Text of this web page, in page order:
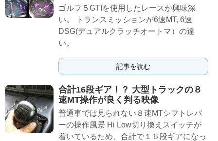
ゴルフ５GTIを使用したレースが興味深
い。 トランスミッションが6速MT, 6速
DSG(デュアルクラッチオートマ）の違
い。
記事を読む
合計16段ギア！？ 大型トラックの８
速MT操作が良く判る映像
普通車では見られない８速MTシフトレバ
ーの操作風景 Hi Low切り換えスイッチが
着いているため、合計で１６段ギアになっ